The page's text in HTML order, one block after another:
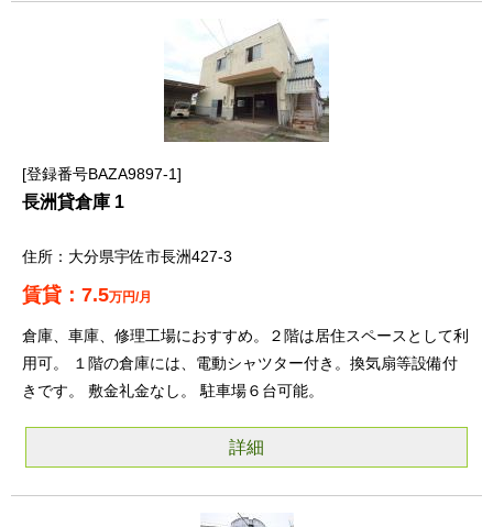
登録番号BAZA9897-1
長洲貸倉庫 1
大分県宇佐市長洲427-3
7.5万円/月
倉庫、車庫、修理工場におすすめ。２階は居住スペースとして利
用可。 １階の倉庫には、電動シャツター付き。換気扇等設備付
きです。 敷金礼金なし。 駐車場６台可能。
詳細